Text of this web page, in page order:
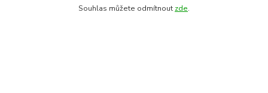
Souhlas můžete odmítnout zde.